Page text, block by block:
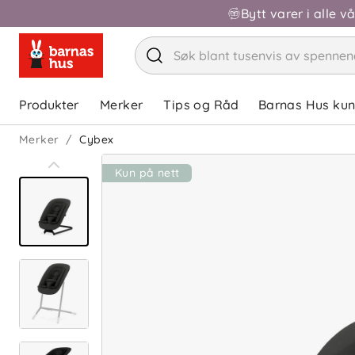
Bytt varer i alle
Produkter Merker Tips og Råd Barnas Hus
Merker Cybex
Kun på nett